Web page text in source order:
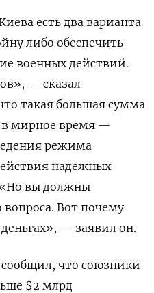
есть два варианта
либо обеспечить
военных действий.
— сказал
такая большая сумма
в мирное время —
режима
надежных
«Но вы должны
Вот почему
— заявил он.
сообщил, что союзники
$2 млрд